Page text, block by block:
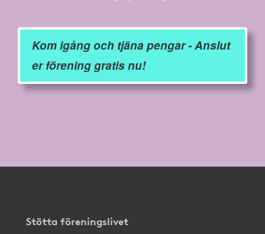
Kom igång och tjäna pengar - Anslut
er förening gratis nu!
Stötta föreningslivet